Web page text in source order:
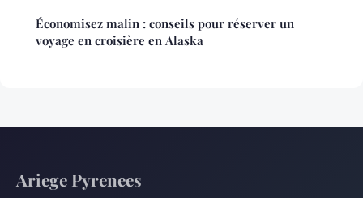
Économisez malin : conseils pour réserver un
voyage en croisière en Alaska
Ariege Pyrenees